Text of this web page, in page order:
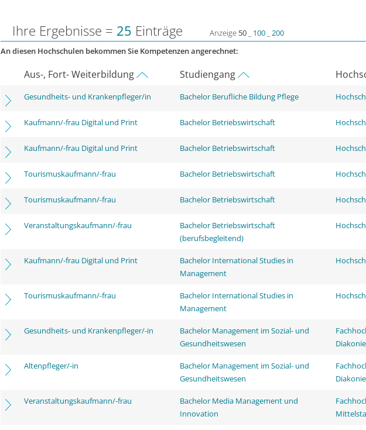
Ihre Ergebnisse = 25 Einträge Anzeige 50 100 200
An diesen Hochschulen bekommen Sie Kompetenzen angerechnet:
Aus-, Fort- Weiterbildung Studiengang
Gesundheits- und Krankenpfleger/in Bachelor Berufliche Bildung Pflege
Kaufmann/-frau Digital und Print Bachelor Betriebswirtschaft
Kaufmann/-frau Digital und Print Bachelor Betriebswirtschaft
Tourismuskaufmann/-frau Bachelor Betriebswirtschaft
Tourismuskaufmann/-frau Bachelor Betriebswirtschaft
Veranstaltungskaufmann/-frau
Bachelor Betriebswirtschaft
(berufsbegleitend)
Kaufmann/-frau Digital und Print
Bachelor International Studies in
Management
Tourismuskaufmann/-frau
Bachelor International Studies in
Management
Gesundheits- und Krankenpfleger/-in
Bachelor Management im Sozial- und
Gesundheitswesen
Diakonie
Altenpfleger/-in
Bachelor Management im Sozial- und
Gesundheitswesen
Diakonie
Veranstaltungskaufmann/-frau
Bachelor Media Management und
Innovation